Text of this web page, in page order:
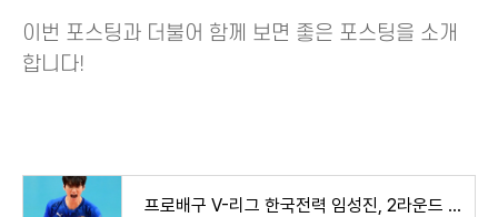
이번 포스팅과 더불어 함께 보면 좋은 포스팅을 소개
합니다!
프로배구 V-리그 한국전력 임성진, 2라운드 MVP 선정 등 빅스톰 에이스로!